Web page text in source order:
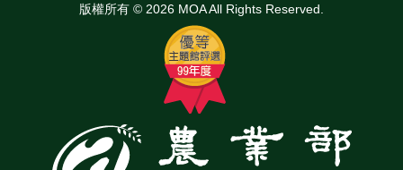
版權所有 © 2026 MOA All Rights Reserved.